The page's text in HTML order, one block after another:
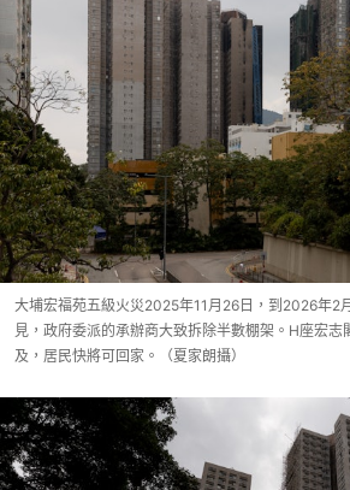
大埔宏福苑五級火災2025年11月26日，到2026年2
見，政府委派的承辦商大致拆除半數棚架。H座宏志
及，居民快將可回家。（夏家朗攝）